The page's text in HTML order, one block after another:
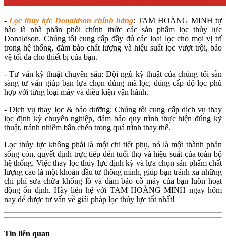
- Lọc thủy lực Donaldson chính hãng: TAM HOÀNG MINH tự
hào là nhà phân phối chính thức các sản phẩm lọc thủy lực
Donaldson. Chúng tôi cung cấp đầy đủ các loại lọc cho mọi vị trí
trong hệ thống, đảm bảo chất lượng và hiệu suất lọc vượt trội, bảo
vệ tối đa cho thiết bị của bạn.
- Tư vấn kỹ thuật chuyên sâu: Đội ngũ kỹ thuật của chúng tôi sẵn
sàng tư vấn giúp bạn lựa chọn đúng mã lọc, đúng cấp độ lọc phù
hợp với từng loại máy và điều kiện vận hành.
- Dịch vụ thay lọc & bảo dưỡng: Chúng tôi cung cấp dịch vụ thay
lọc định kỳ chuyên nghiệp, đảm bảo quy trình thực hiện đúng kỹ
thuật, tránh nhiễm bẩn chéo trong quá trình thay thế.
Lọc thủy lực không phải là một chi tiết phụ, nó là một thành phần
sống còn, quyết định trực tiếp đến tuổi thọ và hiệu suất của toàn bộ
hệ thống. Việc thay lọc thủy lực định kỳ và lựa chọn sản phẩm chất
lượng cao là một khoản đầu tư thông minh, giúp bạn tránh xa những
chi phí sửa chữa khổng lồ và đảm bảo cỗ máy của bạn luôn hoạt
động ổn định. Hãy liên hệ với TAM HOÀNG MINH ngay hôm
nay để được tư vấn về giải pháp lọc thủy lực tốt nhất!
Tin liên quan